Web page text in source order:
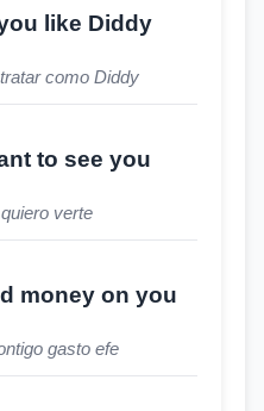
like Diddy
como Diddy
to see you
verte
money on you
gasto efe